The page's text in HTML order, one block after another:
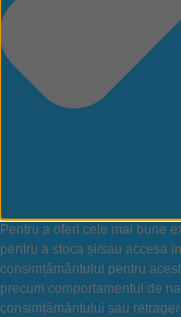
Pentru a oferi cele mai bune
pentru a stoca și/sau accesa
consimțământului pentru
precum comportamentul de
consimțământului sau